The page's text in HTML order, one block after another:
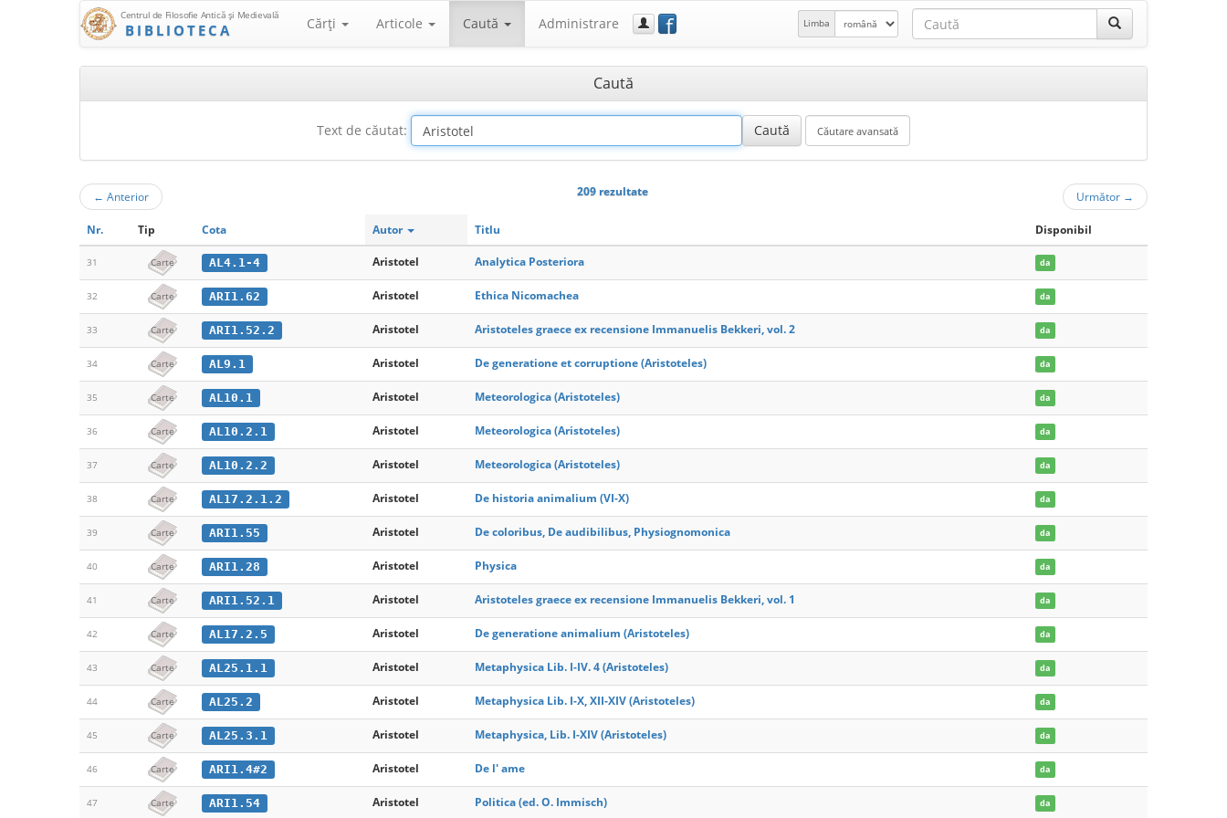
Centrul de Filosofie Antică şi Medievală
BIBLIOTECA Cărţi Articole Caută Administrare f Limba
Caută
Text de căutat:
← Anterior 209 rezultate Următor →
Nr. Tip Cota Autor Titlu Disponibil
31 Carte AL4.1-4 Aristotel Analytica Posteriora da
32 Carte ARI1.62 Aristotel Ethica Nicomachea da
33 Carte ARI1.52.2 Aristotel Aristoteles graece ex recensione Immanuelis Bekkeri, vol. 2 da
34 Carte AL9.1 Aristotel De generatione et corruptione (Aristoteles) da
35 Carte AL10.1 Aristotel Meteorologica (Aristoteles) da
36 Carte AL10.2.1 Aristotel Meteorologica (Aristoteles) da
37 Carte AL10.2.2 Aristotel Meteorologica (Aristoteles) da
38 Carte AL17.2.1.2 Aristotel De historia animalium (VI-X) da
39 Carte ARI1.55 Aristotel De coloribus, De audibilibus, Physiognomonica da
40 Carte ARI1.28 Aristotel Physica da
41 Carte ARI1.52.1 Aristotel Aristoteles graece ex recensione Immanuelis Bekkeri, vol. 1 da
42 Carte AL17.2.5 Aristotel De generatione animalium (Aristoteles) da
43 Carte AL25.1.1 Aristotel Metaphysica Lib. I-IV. 4 (Aristoteles) da
44 Carte AL25.2 Aristotel Metaphysica Lib. I-X, XII-XIV (Aristoteles) da
45 Carte AL25.3.1 Aristotel Metaphysica, Lib. I-XIV (Aristoteles) da
46 Carte ARI1.4#2 Aristotel De l' ame da
47 Carte ARI1.54 Aristotel Politica (ed. O. Immisch) da